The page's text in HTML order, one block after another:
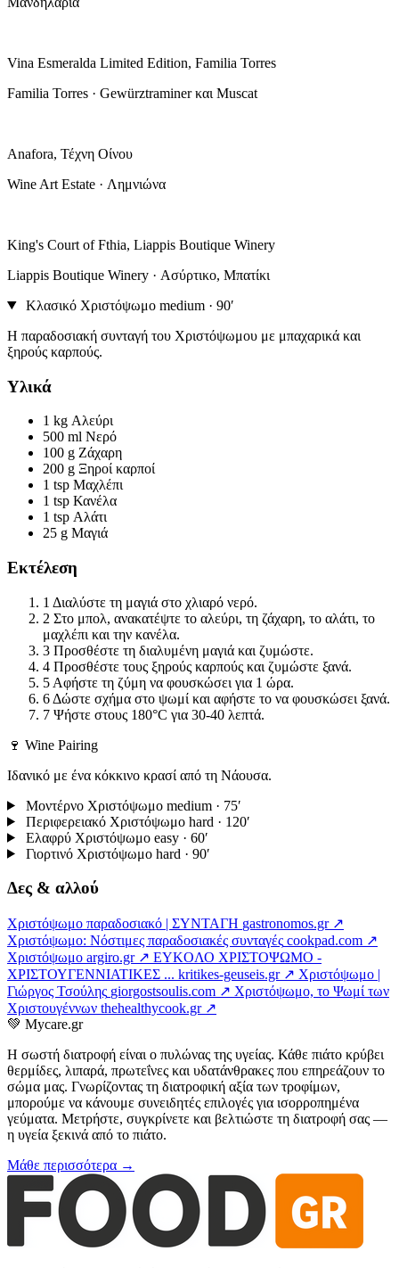
Vina Esmeralda Limited Edition, Familia Torres
Familia Torres · Gewürztraminer και Muscat
Anafora, Τέχνη Οίνου
Wine Art Estate · Λημνιώνα
King's Court of Fthia, Liappis Boutique Winery
Liappis Boutique Winery · Ασύρτικο, Μπατίκι
Κλασικό Χριστόψωμο medium · 90′
Η παραδοσιακή συνταγή του Χριστόψωμου με μπαχαρικά και
ξηρούς καρπούς.
Υλικά
1 kg Αλεύρι
500 ml Νερό
100 g Ζάχαρη
200 g Ξηροί καρποί
1 tsp Μαχλέπι
1 tsp Κανέλα
1 tsp Αλάτι
25 g Μαγιά
Εκτέλεση
1 Διαλύστε τη μαγιά στο χλιαρό νερό.
2 Στο μπολ, ανακατέψτε το αλεύρι, τη ζάχαρη, το αλάτι, το
μαχλέπι και την κανέλα.
3 Προσθέστε τη διαλυμένη μαγιά και ζυμώστε.
4 Προσθέστε τους ξηρούς καρπούς και ζυμώστε ξανά.
5 Αφήστε τη ζύμη να φουσκώσει για 1 ώρα.
6 Δώστε σχήμα στο ψωμί και αφήστε το να φουσκώσει ξανά.
7 Ψήστε στους 180°C για 30-40 λεπτά.
🍷 Wine Pairing
Ιδανικό με ένα κόκκινο κρασί από τη Νάουσα.
Μοντέρνο Χριστόψωμο medium · 75′
Περιφερειακό Χριστόψωμο hard · 120′
Ελαφρύ Χριστόψωμο easy · 60′
Γιορτινό Χριστόψωμο hard · 90′
Δες & αλλού
Χριστόψωμο παραδοσιακό | ΣΥΝΤΑΓΗ gastronomos.gr ↗
Χριστόψωμο: Νόστιμες παραδοσιακές συνταγές cookpad.com ↗
Χριστόψωμο argiro.gr ↗ EYKOΛΟ ΧΡΙΣΤΟΨΩΜΟ -
ΧΡΙΣΤΟΥΓΕΝΝΙΑΤΙΚΕΣ ... kritikes-geuseis.gr ↗ Χριστόψωμο |
Γιώργος Τσούλης giorgostsoulis.com ↗ Χριστόψωμο, το Ψωμί των
Χριστουγέννων thehealthycook.gr ↗
💚 Mycare.gr
Η σωστή διατροφή είναι ο πυλώνας της υγείας. Κάθε πιάτο κρύβει
θερμίδες, λιπαρά, πρωτεΐνες και υδατάνθρακες που επηρεάζουν το
σώμα μας. Γνωρίζοντας τη διατροφική αξία των τροφίμων,
μπορούμε να κάνουμε συνειδητές επιλογές για ισορροπημένα
γεύματα. Μετρήστε, συγκρίνετε και βελτιώστε τη διατροφή σας —
η υγεία ξεκινά από το πιάτο.
Μάθε περισσότερα →